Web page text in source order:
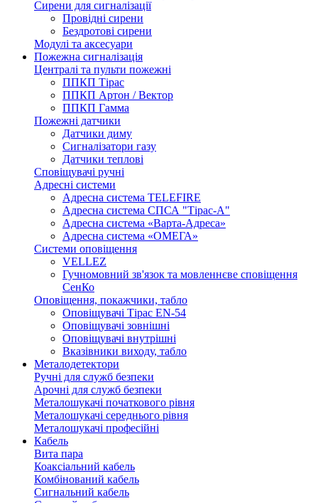
Сирени для сигналізації
Провідні сирени
Бездротові сирени
Модулі та аксесуари
Пожежна сигналізація
Централі та пульти пожежні
ППКП Тірас
ППКП Артон / Вектор
ППКП Гамма
Пожежні датчики
Датчики диму
Сигналізатори газу
Датчики теплові
Сповіщувачі ручні
Адресні системи
Адресна система TELEFIRE
Адресна система СПСА "Тірас-А"
Адресна система «Варта-Адреса»
Адресна система «ОМЕГА»
Системи оповіщення
VELLEZ
Гучномовний зв'язок та мовленнєве сповіщення
СенКо
Оповіщення, покажчики, табло
Оповіщувачі Тірас EN-54
Оповіщувачі зовнішні
Оповіщувачі внутрішні
Вказівники виходу, табло
Металодетектори
Ручні для служб безпеки
Арочні для служб безпеки
Металошукачі початкового рівня
Металошукачі середнього рівня
Металошукачі професійні
Кабель
Вита пара
Коаксіальний кабель
Комбінований кабель
Сигнальний кабель